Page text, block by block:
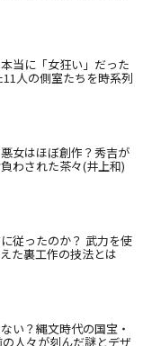
当に「女狂い」だった
人の側室たちを時系列
女はほぼ創作？秀吉が
わされた茶々(井上和)
従ったのか？ 武力を使
た裏工作の技法とは
い？縄文時代の国宝・
人々が刻んだ謎とデザ